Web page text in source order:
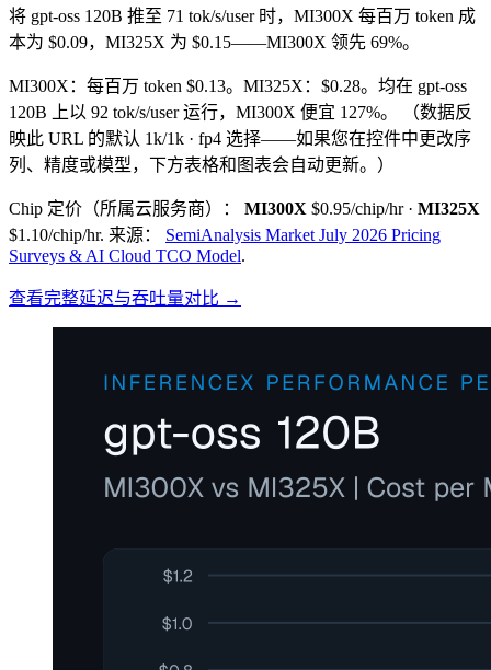
将 gpt-oss 120B 推至 71 tok/s/user 时，MI300X 每百万 token 成
本为 $0.09，MI325X 为 $0.15——MI300X 领先 69%。
MI300X：每百万 token $0.13。MI325X：$0.28。均在 gpt-oss
120B 上以 92 tok/s/user 运行，MI300X 便宜 127%。
（数据反
映此 URL 的默认 1k/1k · fp4 选择——如果您在控件中更改序
列、精度或模型，下方表格和图表会自动更新。）
Chip 定价（所属云服务商）： MI300X $0.95/chip/hr· MI325X
$1.10/chip/hr. 来源：
SemiAnalysis Market July 2026 Pricing
Surveys & AI Cloud TCO Model.
查看完整延迟与吞吐量对比 →